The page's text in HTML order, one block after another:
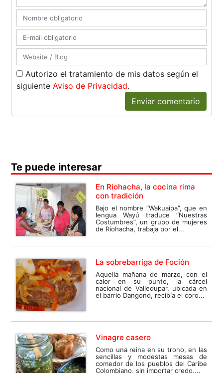
Autorizo el tratamiento de mis datos según el
siguienteAviso de Privacidad.
Enviar comentario
Te puede interesar
En Riohacha, la cocina rima
con tradición
Bajo el nombre “Wakuaipa”, que en
lengua Wayú traduce “Nuestras
Costumbres”, un grupo de mujeres
de Riohacha, trabaja por el...
La sobrebarriga de Foción
Aquella mañana de marzo, con el
calor en su punto, la cárcel
nacional de Valledupar, ubicada en
el barrio Dangond, recibía el coro...
Vinagre casero
Como una reina en su trono, en las
sencillas y modestas mesas de
comedor de los pueblos del Caribe
Colombiano, sin importar credo,...